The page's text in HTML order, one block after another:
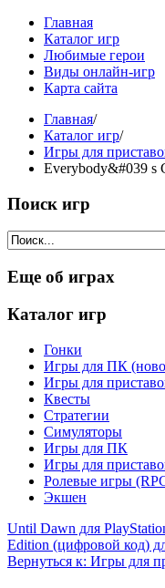
Главная
Каталог игр
Любимые герои
Виды онлайн-игр
Карта сайта
Главная/
Каталог игр/
Игры для
Everybody&#039 s
Поиск игр
Еще об играх
Каталог игр
Гонки
Игры для ПК
Игры для
Квесты
Стратегии
Симуляторы
Игры для ПК
Игры для
Ролевые игры
Экшен
Until Dawn для
Edition (цифровой код)
Вернуться к: Игры для